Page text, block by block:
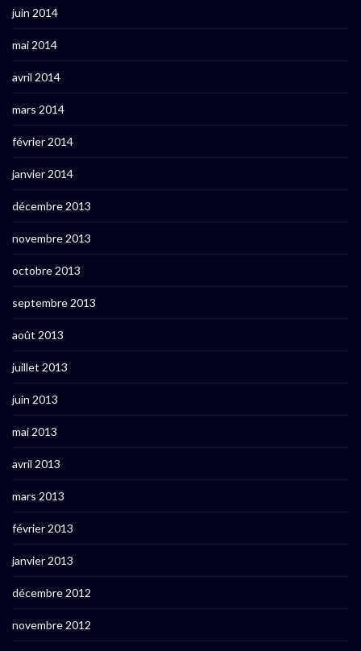
juin 2014
mai 2014
avril 2014
mars 2014
février 2014
janvier 2014
décembre 2013
novembre 2013
octobre 2013
septembre 2013
août 2013
juillet 2013
juin 2013
mai 2013
avril 2013
mars 2013
février 2013
janvier 2013
décembre 2012
novembre 2012